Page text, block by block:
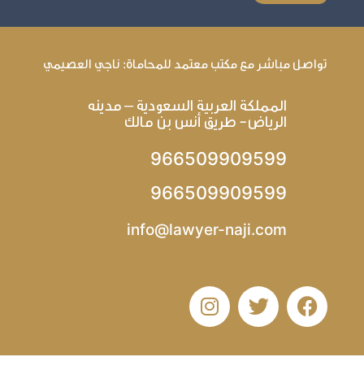
تواصل مباشر مع مكتب معتمد للمحاماة: ناجي العصيمي
المملكة العربية السعودية – مدينه
الرياض- طريق أنس بن مالك
966509909599
966509909599
info@lawyer-naji.com